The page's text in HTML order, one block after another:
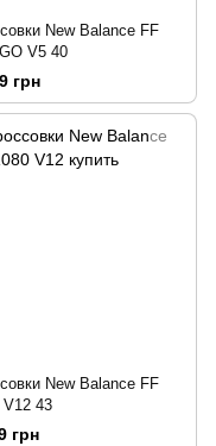
New Balance FF
V5 40
грн
New Balance FF
V12 43
грн